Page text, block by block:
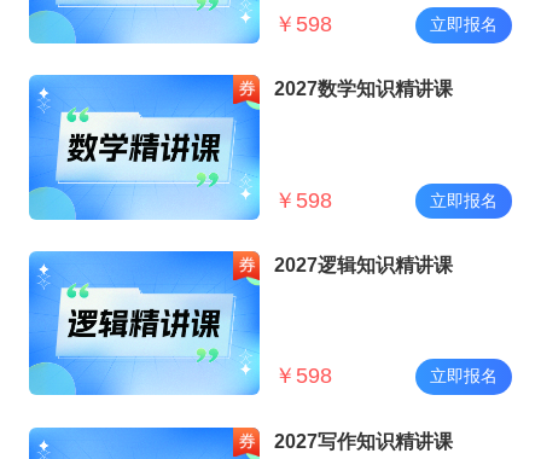
￥ 598 立即报名
2027数学知识精讲课
￥ 598 立即报名
2027逻辑知识精讲课
￥ 598 立即报名
2027写作知识精讲课